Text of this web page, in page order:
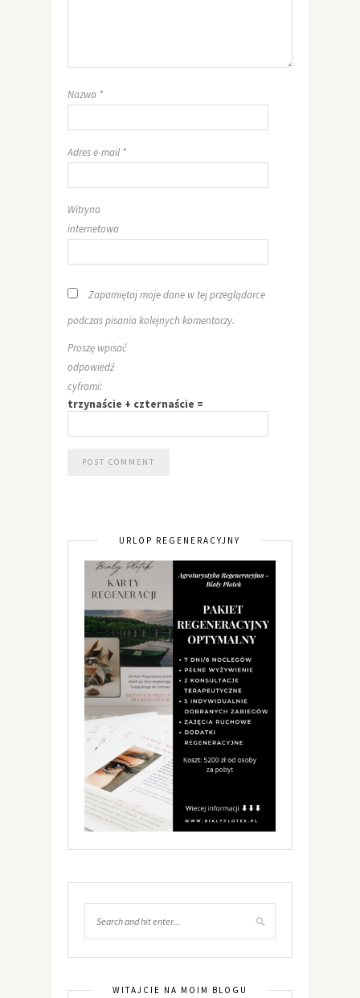
Nazwa *
Adres e-mail *
Witryna
internetowa
Zapamiętaj moje dane w tej przeglądarce
podczas pisania kolejnych komentarzy.
Proszę wpisać
odpowiedź
cyframi:
trzynaście + czternaście =
URLOP REGENERACYJNY
WITAJCIE NA MOIM BLOGU